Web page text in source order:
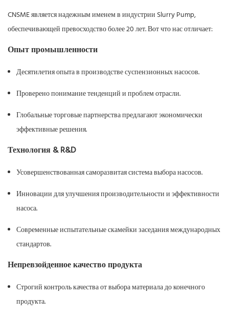
CNSME является надежным именем в индустрии Slurry Pump,
обеспечивающей превосходство более 20 лет. Вот что нас отличает:
Опыт промышленности
Десятилетия опыта в производстве суспензионных насосов.
Проверено понимание тенденций и проблем отрасли.
Глобальные торговые партнерства предлагают экономически
эффективные решения.
Технология & R&D
Усовершенствованная саморазвитая система выбора насосов.
Инновации для улучшения производительности и эффективности
насоса.
Современные испытательные скамейки заседания международных
стандартов.
Непревзойденное качество продукта
Строгий контроль качества от выбора материала до конечного
продукта.